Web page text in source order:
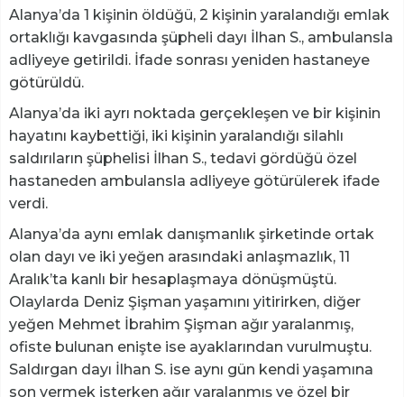
Alanya’da 1 kişinin öldüğü, 2 kişinin yaralandığı emlak
ortaklığı kavgasında şüpheli dayı İlhan S., ambulansla
adliyeye getirildi. İfade sonrası yeniden hastaneye
götürüldü.
Alanya’da iki ayrı noktada gerçekleşen ve bir kişinin
hayatını kaybettiği, iki kişinin yaralandığı silahlı
saldırıların şüphelisi İlhan S., tedavi gördüğü özel
hastaneden ambulansla adliyeye götürülerek ifade
verdi.
Alanya’da aynı emlak danışmanlık şirketinde ortak
olan dayı ve iki yeğen arasındaki anlaşmazlık, 11
Aralık’ta kanlı bir hesaplaşmaya dönüşmüştü.
Olaylarda Deniz Şişman yaşamını yitirirken, diğer
yeğen Mehmet İbrahim Şişman ağır yaralanmış,
ofiste bulunan enişte ise ayaklarından vurulmuştu.
Saldırgan dayı İlhan S. ise aynı gün kendi yaşamına
son vermek isterken ağır yaralanmış ve özel bir